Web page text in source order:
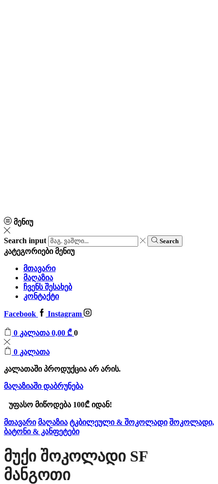
მენიუ
Search input Search
კატეგორიებიმენიუ
მთავარი
მაღაზია
ჩვენს შესახებ
კონტაქტი
Facebook Instagram
0 კალათა 0,00 ₾ 0
0 კალათა
კალათაში პროდუქცია არ არის.
მაღაზიაში დაბრუნება
უფასო მიწოდება 100₾ იდან!
მთავარი მაღაზია ტკბილეული & შოკოლადი შოკოლადი,
ბატონი & კანფეტები
Მუქი Შოკოლადი SF
Მანგოთი